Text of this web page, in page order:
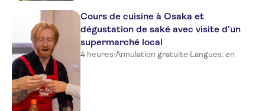
Cours de cuisine à Osaka et
dégustation de saké avec visite d'un
supermarché local
4 heures·Annulation gratuite·Langues: en